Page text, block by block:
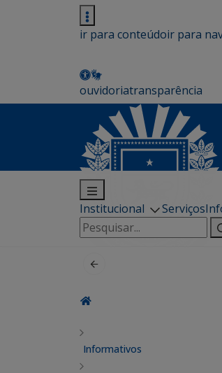
ir para conteúdoir para
ouvidoriatransparência
Institucional Serviços
Pesquisar
por:
Informativos